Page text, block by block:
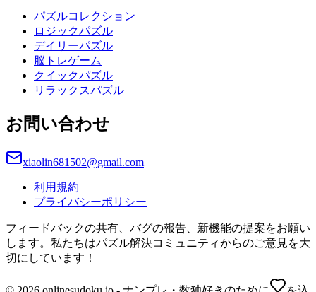
パズルコレクション
ロジックパズル
デイリーパズル
脳トレゲーム
クイックパズル
リラックスパズル
お問い合わせ
xiaolin681502@gmail.com
利用規約
プライバシーポリシー
フィードバックの共有、バグの報告、新機能の提案をお願い
します。私たちはパズル解決コミュニティからのご意見を大
切にしています！